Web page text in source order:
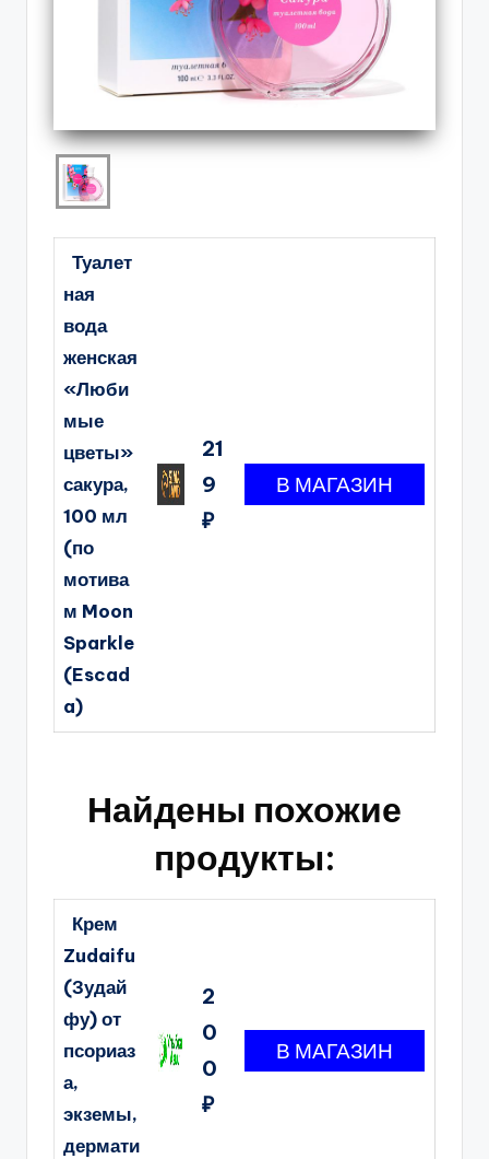
Туалет
ная
вода
женская
«Люби
мые
цветы»
сакура,
100 мл
(по
мотива
м Moon
Sparkle
(Escad
a)
21
9
₽
Найдены похожие
продукты:
Крем
Zudaifu
(Зудай
фу) от
псориаз
а,
экземы,
дермати
2
0
0
₽